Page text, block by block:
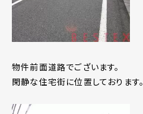
物件前面道路でございます。
閑静な住宅街に位置しております。